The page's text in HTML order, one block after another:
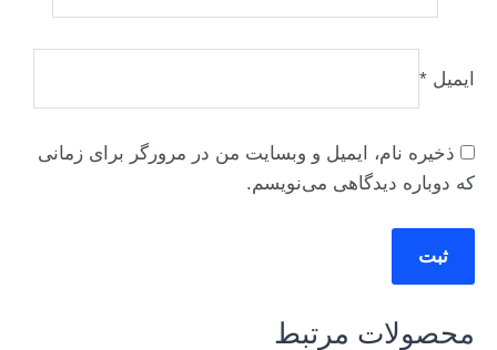
ایمیل *
ذخیره نام، ایمیل و وبسایت من در مرورگر برای زمانی
که دوباره دیدگاهی می‌نویسم.
محصولات مرتبط